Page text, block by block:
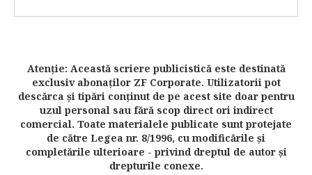
Atenţie: Această scriere publicistică este destinată
exclusiv abonaţilor ZF Corporate. Utilizatorii pot
descărca şi tipări conţinut de pe acest site doar pentru
uzul personal sau fără scop direct ori indirect
comercial. Toate materialele publicate sunt protejate
de către Legea nr. 8/1996, cu modificările şi
completările ulterioare - privind dreptul de autor şi
drepturile conexe.